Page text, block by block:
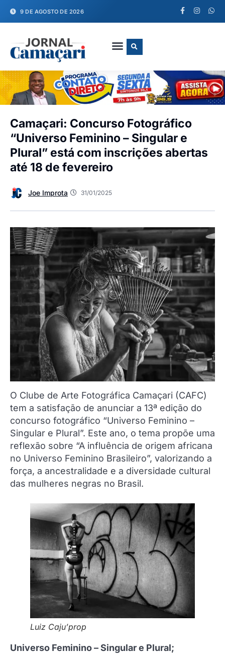
9 DE AGOSTO DE 2026
Camaçari: Concurso Fotográfico
“Universo Feminino – Singular e
Plural” está com inscrições abertas
até 18 de fevereiro
Joe Improta 31/01/2025
O Clube de Arte Fotográfica Camaçari (CAFC)
tem a satisfação de anunciar a 13ª edição do
concurso fotográfico “Universo Feminino –
Singular e Plural”. Este ano, o tema propõe uma
reflexão sobre “A influência de origem africana
no Universo Feminino Brasileiro”, valorizando a
força, a ancestralidade e a diversidade cultural
das mulheres negras no Brasil.
Luiz Caju’prop
Universo Feminino – Singular e Plural;